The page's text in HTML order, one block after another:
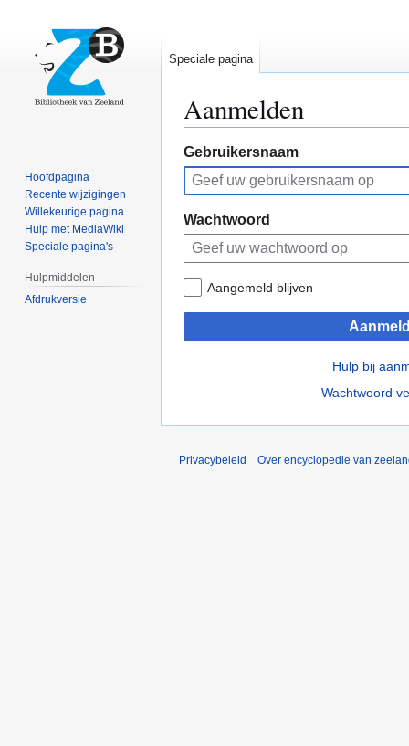
Aanmelden
Naar
navigatie
springen
Naar
zoeken
springen
Gebruikersnaam
Wachtwoord
Aangemeld blijven
Hulp bij
Wachtwoord
Speciale pagina
Hoofdpagina
Recente wijzigingen
Willekeurige pagina
Hulp met MediaWiki
Speciale pagina's
Hulpmiddelen
Afdrukversie
Privacybeleid Over encyclopedie van